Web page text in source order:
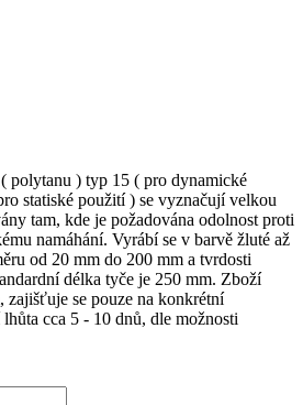
polytanu ) typ 15 ( pro dynamické
statiské použití ) se vyznačují velkou
tam, kde je požadována odolnost proti
namáhání. Vyrábí se v barvě žluté až
od 20 mm do 200 mm a tvrdosti
délka tyče je 250 mm. Zboží
zajišťuje se pouze na konkrétní
cca 5 - 10 dnů, dle možnosti